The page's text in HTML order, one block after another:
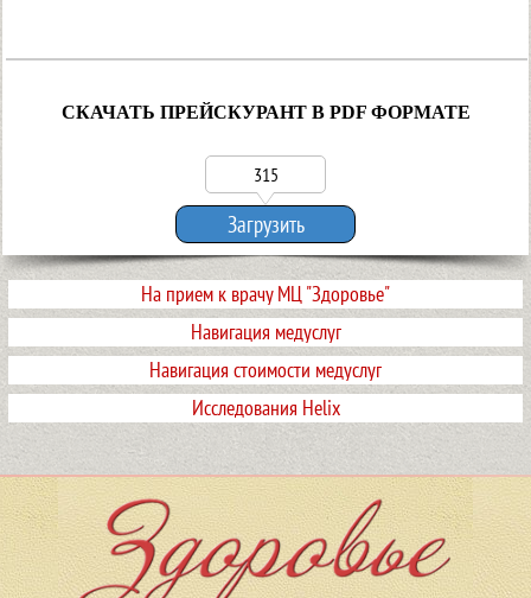
СКАЧАТЬ ПРЕЙСКУРАНТ В PDF ФОРМАТЕ
Загрузить
315
На прием к врачу МЦ "Здоровье"
Навигация медуслуг
Навигация стоимости медуслуг
Исследования Helix